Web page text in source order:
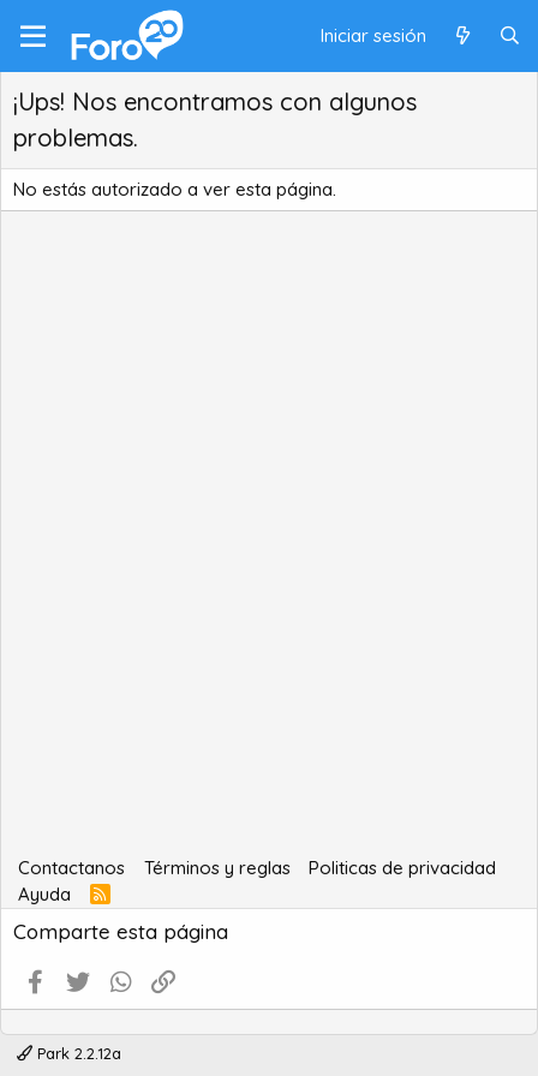
Iniciar sesión
¡Ups! Nos encontramos con algunos
problemas.
No estás autorizado a ver esta página.
Contactanos Términos y reglas
Politicas de privacidad
Ayuda
R
S
S
Comparte esta página
Facebook
Twitter WhatsApp
Park 2.2.12a